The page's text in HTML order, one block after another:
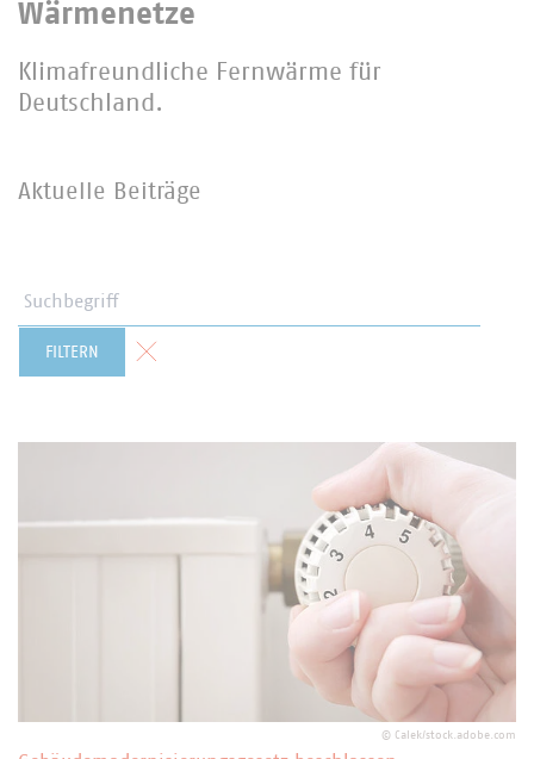
Wärmenetze
Klimafreundliche Fernwärme für
Deutschland.
Aktuelle Beiträge
Suchbegriff
FILTERN Formular zurücksetzen
© Calek/stock.adobe.com